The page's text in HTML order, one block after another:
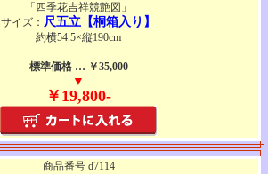
「四季花吉祥競艶図」
サイズ： 尺五立【桐箱入り】
約横54.5×縦190cm
標準価格 … ￥35,000
▼
￥19,800-
商品番号 d7114